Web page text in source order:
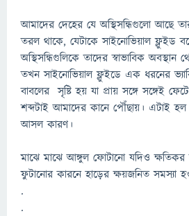
আমাদের দেহের যে অস্থিসন্ধিগুলো আছে
তরল থাকে, যেটাকে সাইনোভিয়াল ফ্লুইড
অস্থিসন্ধিগুলিকে তাদের স্বাভাবিক অবস্থান
তখন সাইনোভিয়াল ফ্লুইডে এক ধরনের
বাবলের সৃষ্টি হয় যা প্রায় সঙ্গে সঙ্গেই
শব্দটাই আমাদের কানে পৌঁছায়। এটাই হল
আসল কারণ।
মাঝে মাঝে আঙ্গুল ফোটানো যদিও ক্ষতিকর
ফুটানোর কারনে হাড়ের ক্ষয়জনিত সমস্যা
.
.